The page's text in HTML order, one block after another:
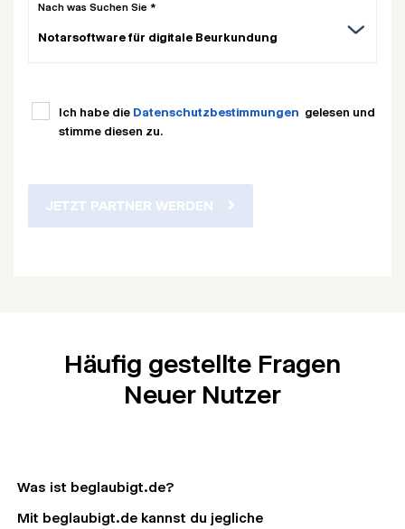
Nach was Suchen Sie *
Notarsoftware für digitale Beurkundung
Ich habe die Datenschutzbestimmungen gelesen und
stimme diesen zu.
JETZT PARTNER WERDEN
Häufig gestellte Fragen
Neuer Nutzer
Was ist beglaubigt.de?
Mit beglaubigt.de kannst du jegliche